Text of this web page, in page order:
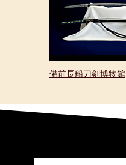
備前長船刀剣博物館